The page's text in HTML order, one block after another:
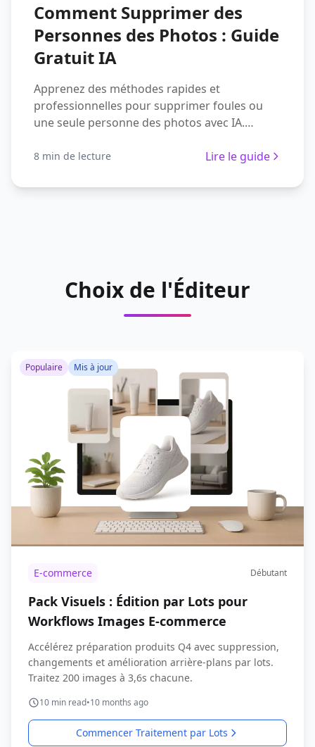
Comment Supprimer des
Personnes des Photos : Guide
Gratuit IA
Apprenez des méthodes rapides et
professionnelles pour supprimer foules ou
une seule personne des photos avec IA.
sociaux et e-commerce.
8 min de lecture Lire le guide
Choix de l'Éditeur
Populaire Mis à jour
E-commerce Débutant
Pack Visuels : Édition par Lots pour
Workflows Images E-commerce
Accélérez préparation produits Q4 avec suppression,
changements et amélioration arrière-plans par lots.
Traitez 200 images à 3,6s chacune.
10 min read•10 months ago
Commencer Traitement par Lots